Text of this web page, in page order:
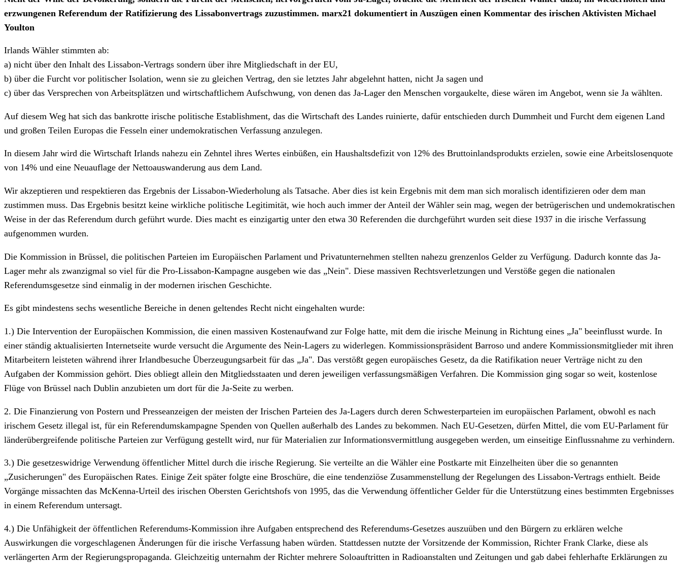
erzwungenen Referendum der Ratifizierung des Lissabonvertrags zuzustimmen. marx21 dokumentiert in Auszügen einen Kommentar des irischen Aktivisten Michael
Youlton
Irlands Wähler stimmten ab:
a) nicht über den Inhalt des Lissabon-Vertrags sondern über ihre Mitgliedschaft in der EU,
b) über die Furcht vor politischer Isolation, wenn sie zu gleichen Vertrag, den sie letztes Jahr abgelehnt hatten, nicht Ja sagen und
c) über das Versprechen von Arbeitsplätzen und wirtschaftlichem Aufschwung, von denen das Ja-Lager den Menschen vorgaukelte, diese wären im Angebot, wenn sie Ja wählten.
Auf diesem Weg hat sich das bankrotte irische politische Establishment, das die Wirtschaft des Landes ruinierte, dafür entschieden durch Dummheit und Furcht dem eigenen Land
und großen Teilen Europas die Fesseln einer undemokratischen Verfassung anzulegen.
In diesem Jahr wird die Wirtschaft Irlands nahezu ein Zehntel ihres Wertes einbüßen, ein Haushaltsdefizit von 12% des Bruttoinlandsprodukts erzielen, sowie eine Arbeitslosenquote
von 14% und eine Neuauflage der Nettoauswanderung aus dem Land.
Wir akzeptieren und respektieren das Ergebnis der Lissabon-Wiederholung als Tatsache. Aber dies ist kein Ergebnis mit dem man sich moralisch identifizieren oder dem man
zustimmen muss. Das Ergebnis besitzt keine wirkliche politische Legitimität, wie hoch auch immer der Anteil der Wähler sein mag, wegen der betrügerischen und undemokratischen
Weise in der das Referendum durch geführt wurde. Dies macht es einzigartig unter den etwa 30 Referenden die durchgeführt wurden seit diese 1937 in die irische Verfassung
aufgenommen wurden.
Die Kommission in Brüssel, die politischen Parteien im Europäischen Parlament und Privatunternehmen stellten nahezu grenzenlos Gelder zu Verfügung. Dadurch konnte das Ja-
Lager mehr als zwanzigmal so viel für die Pro-Lissabon-Kampagne ausgeben wie das „Nein". Diese massiven Rechtsverletzungen und Verstöße gegen die nationalen
Referendumsgesetze sind einmalig in der modernen irischen Geschichte.
Es gibt mindestens sechs wesentliche Bereiche in denen geltendes Recht nicht eingehalten wurde:
1.) Die Intervention der Europäischen Kommission, die einen massiven Kostenaufwand zur Folge hatte, mit dem die irische Meinung in Richtung eines „Ja" beeinflusst wurde. In
einer ständig aktualisierten Internetseite wurde versucht die Argumente des Nein-Lagers zu widerlegen. Kommissionspräsident Barroso und andere Kommissionsmitglieder mit ihren
Mitarbeitern leisteten während ihrer Irlandbesuche Überzeugungsarbeit für das „Ja". Das verstößt gegen europäisches Gesetz, da die Ratifikation neuer Verträge nicht zu den
Aufgaben der Kommission gehört. Dies obliegt allein den Mitgliedsstaaten und deren jeweiligen verfassungsmäßigen Verfahren. Die Kommission ging sogar so weit, kostenlose
Flüge von Brüssel nach Dublin anzubieten um dort für die Ja-Seite zu werben.
2. Die Finanzierung von Postern und Presseanzeigen der meisten der Irischen Parteien des Ja-Lagers durch deren Schwesterparteien im europäischen Parlament, obwohl es nach
irischem Gesetz illegal ist, für ein Referendumskampagne Spenden von Quellen außerhalb des Landes zu bekommen. Nach EU-Gesetzen, dürfen Mittel, die vom EU-Parlament für
länderübergreifende politische Parteien zur Verfügung gestellt wird, nur für Materialien zur Informationsvermittlung ausgegeben werden, um einseitige Einflussnahme zu verhindern.
3.) Die gesetzeswidrige Verwendung öffentlicher Mittel durch die irische Regierung. Sie verteilte an die Wähler eine Postkarte mit Einzelheiten über die so genannten
„Zusicherungen" des Europäischen Rates. Einige Zeit später folgte eine Broschüre, die eine tendenziöse Zusammenstellung der Regelungen des Lissabon-Vertrags enthielt. Beide
Vorgänge missachten das McKenna-Urteil des irischen Obersten Gerichtshofs von 1995, das die Verwendung öffentlicher Gelder für die Unterstützung eines bestimmten Ergebnisses
in einem Referendum untersagt.
4.) Die Unfähigkeit der öffentlichen Referendums-Kommission ihre Aufgaben entsprechend des Referendums-Gesetzes auszuüben und den Bürgern zu erklären welche
Auswirkungen die vorgeschlagenen Änderungen für die irische Verfassung haben würden. Stattdessen nutzte der Vorsitzende der Kommission, Richter Frank Clarke, diese als
verlängerten Arm der Regierungspropaganda. Gleichzeitig unternahm der Richter mehrere Soloauftritten in Radioanstalten und Zeitungen und gab dabei fehlerhafte Erklärungen zu